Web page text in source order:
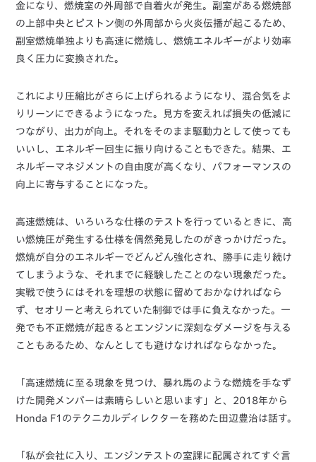
金になり、燃焼室の外周部で自着火が発生。副室がある燃焼部
の上部中央とピストン側の外周部から火炎伝播が起こるため、
副室燃焼単独よりも高速に燃焼し、燃焼エネルギーがより効率
良く圧力に変換された。
これにより圧縮比がさらに上げられるようになり、混合気をよ
りリーンにできるようになった。見方を変えれば損失の低減に
つながり、出力が向上。それをそのまま駆動力として使っても
いいし、エネルギー回生に振り向けることもできた。結果、エ
ネルギーマネジメントの自由度が高くなり、パフォーマンスの
向上に寄与することになった。
高速燃焼は、いろいろな仕様のテストを行っているときに、高
い燃焼圧が発生する仕様を偶然発見したのがきっかけだった。
燃焼が自分のエネルギーでどんどん強化され、勝手に走り続け
てしまうような、それまでに経験したことのない現象だった。
実戦で使うにはそれを理想の状態に留めておかなければなら
ず、セオリーと考えられていた制御では手に負えなかった。一
発でも不正燃焼が起きるとエンジンに深刻なダメージを与える
こともあるため、なんとしても避けなければならなかった。
「高速燃焼に至る現象を見つけ、暴れ馬のような燃焼を手なず
けた開発メンバーは素晴らしいと思います」と、2018年から
Honda F1のテクニカルディレクターを務めた田辺豊治は話す。
「私が会社に入り、エンジンテストの室課に配属されてすぐ言